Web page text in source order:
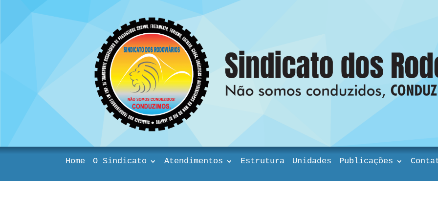
Home O Sindicato Atendimentos Estrutura Unidades Publicações